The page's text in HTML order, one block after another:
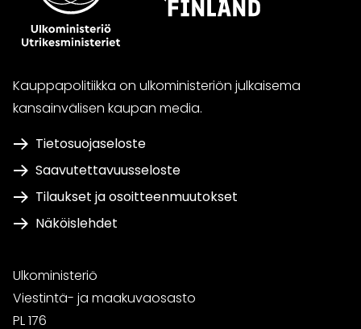
Kauppapolitiikka on ulkoministeriön julkaisema
kansainvälisen kaupan media.
Tietosuojaseloste
Saavutettavuusseloste
Tilaukset ja osoitteenmuutokset
Näköislehdet
Ulkoministeriö
Viestintä- ja maakuvaosasto
PL 176